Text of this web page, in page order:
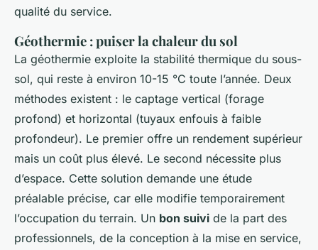
qualité du service.
Géothermie : puiser la chaleur du sol
La géothermie exploite la stabilité thermique du sous-
sol, qui reste à environ 10-15 °C toute l’année. Deux
méthodes existent : le captage vertical (forage
profond) et horizontal (tuyaux enfouis à faible
profondeur). Le premier offre un rendement supérieur
mais un coût plus élevé. Le second nécessite plus
d’espace. Cette solution demande une étude
préalable précise, car elle modifie temporairement
l’occupation du terrain. Un bon suivi de la part des
professionnels, de la conception à la mise en service,